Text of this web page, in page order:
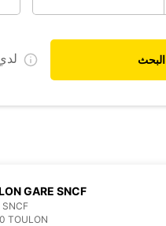
البحث
GARE SNCF
SNCF
TOULON